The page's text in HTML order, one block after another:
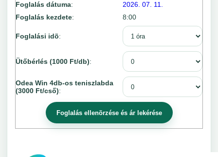
Foglalás dátuma:
2026. 07. 11.
Foglalás kezdete: 8:00
Foglalási idõ:
Ütőbérlés (1000 Ft/db):
Odea Win 4db-os teniszlabda
(3000 Ft/cső):